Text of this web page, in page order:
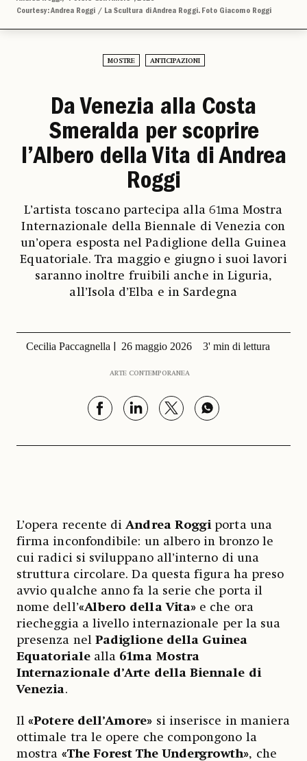
Courtesy: Andrea Roggi / La Scultura di Andrea Roggi. Foto Giacomo Roggi
MOSTRE ANTICIPAZIONI
Da Venezia alla Costa
Smeralda per scoprire
l’Albero della Vita di Andrea
Roggi
L’artista toscano partecipa alla 61ma Mostra
Internazionale della Biennale di Venezia con
un’opera esposta nel Padiglione della Guinea
Equatoriale. Tra maggio e giugno i suoi lavori
saranno inoltre fruibili anche in Liguria,
all’Isola d’Elba e in Sardegna
Cecilia Paccagnella 26 maggio 2026 3' min di lettura
ARTE CONTEMPORANEA
L’opera recente diAndrea Roggiporta una
firma inconfondibile: un albero in bronzo le
cui radici si sviluppano all’interno di una
struttura circolare. Da questa figura ha preso
avvio qualche anno fa la serie che porta il
nome dell’«Albero della Vita» e che ora
riecheggia a livello internazionale per la sua
presenza nel Padiglione della Guinea
Equatorialealla 61ma Mostra
Internazionale d’Arte della Biennale di
Venezia.
Il«Potere dell’Amore» si inserisce in maniera
ottimale tra le opere che compongono la
mostra «The Forest The Undergrowth», che